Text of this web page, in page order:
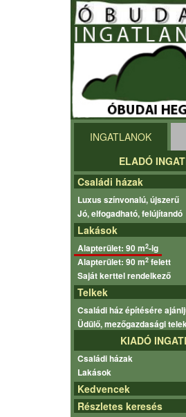
INGATLANOK
ELADÓ
Családi házak
Luxus színvonalú, újszerű
Jó, elfogadható, felújítandó
Lakások
Alapterület: 90 m2-ig
Alapterület: 90 m2 felett
Saját kerttel rendelkező
Telkek
Családi ház építésére
Üdülő, mezőgazdasági
KIADÓ
Családi házak
Lakások
Kedvencek
Részletes keresés